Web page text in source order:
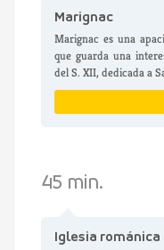
Marignac
Marignac es una
que guarda una
del S. XII, dedicada a
45 min.
Iglesia románica